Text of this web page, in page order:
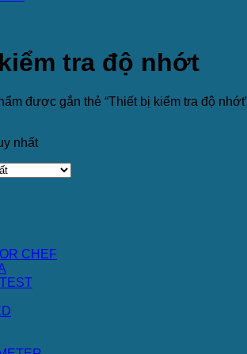
tra độ nhớt
được gắn thẻ “Thiết bị kiểm tra độ
nhất
CHEF